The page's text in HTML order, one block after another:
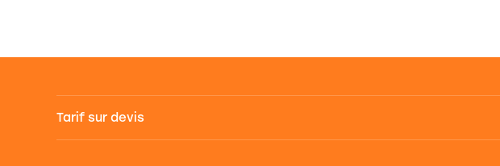
Tarif sur devis